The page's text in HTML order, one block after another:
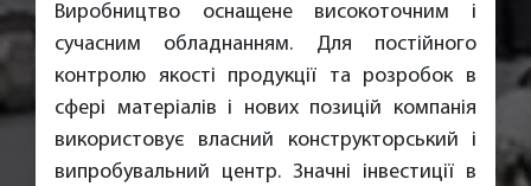
Виробництво оснащене високоточним і
сучасним обладнанням. Для постійного
контролю якості продукції та розробок в
сфері матеріалів і нових позицій компанія
використовує власний конструкторський і
випробувальний центр. Значні інвестиції в